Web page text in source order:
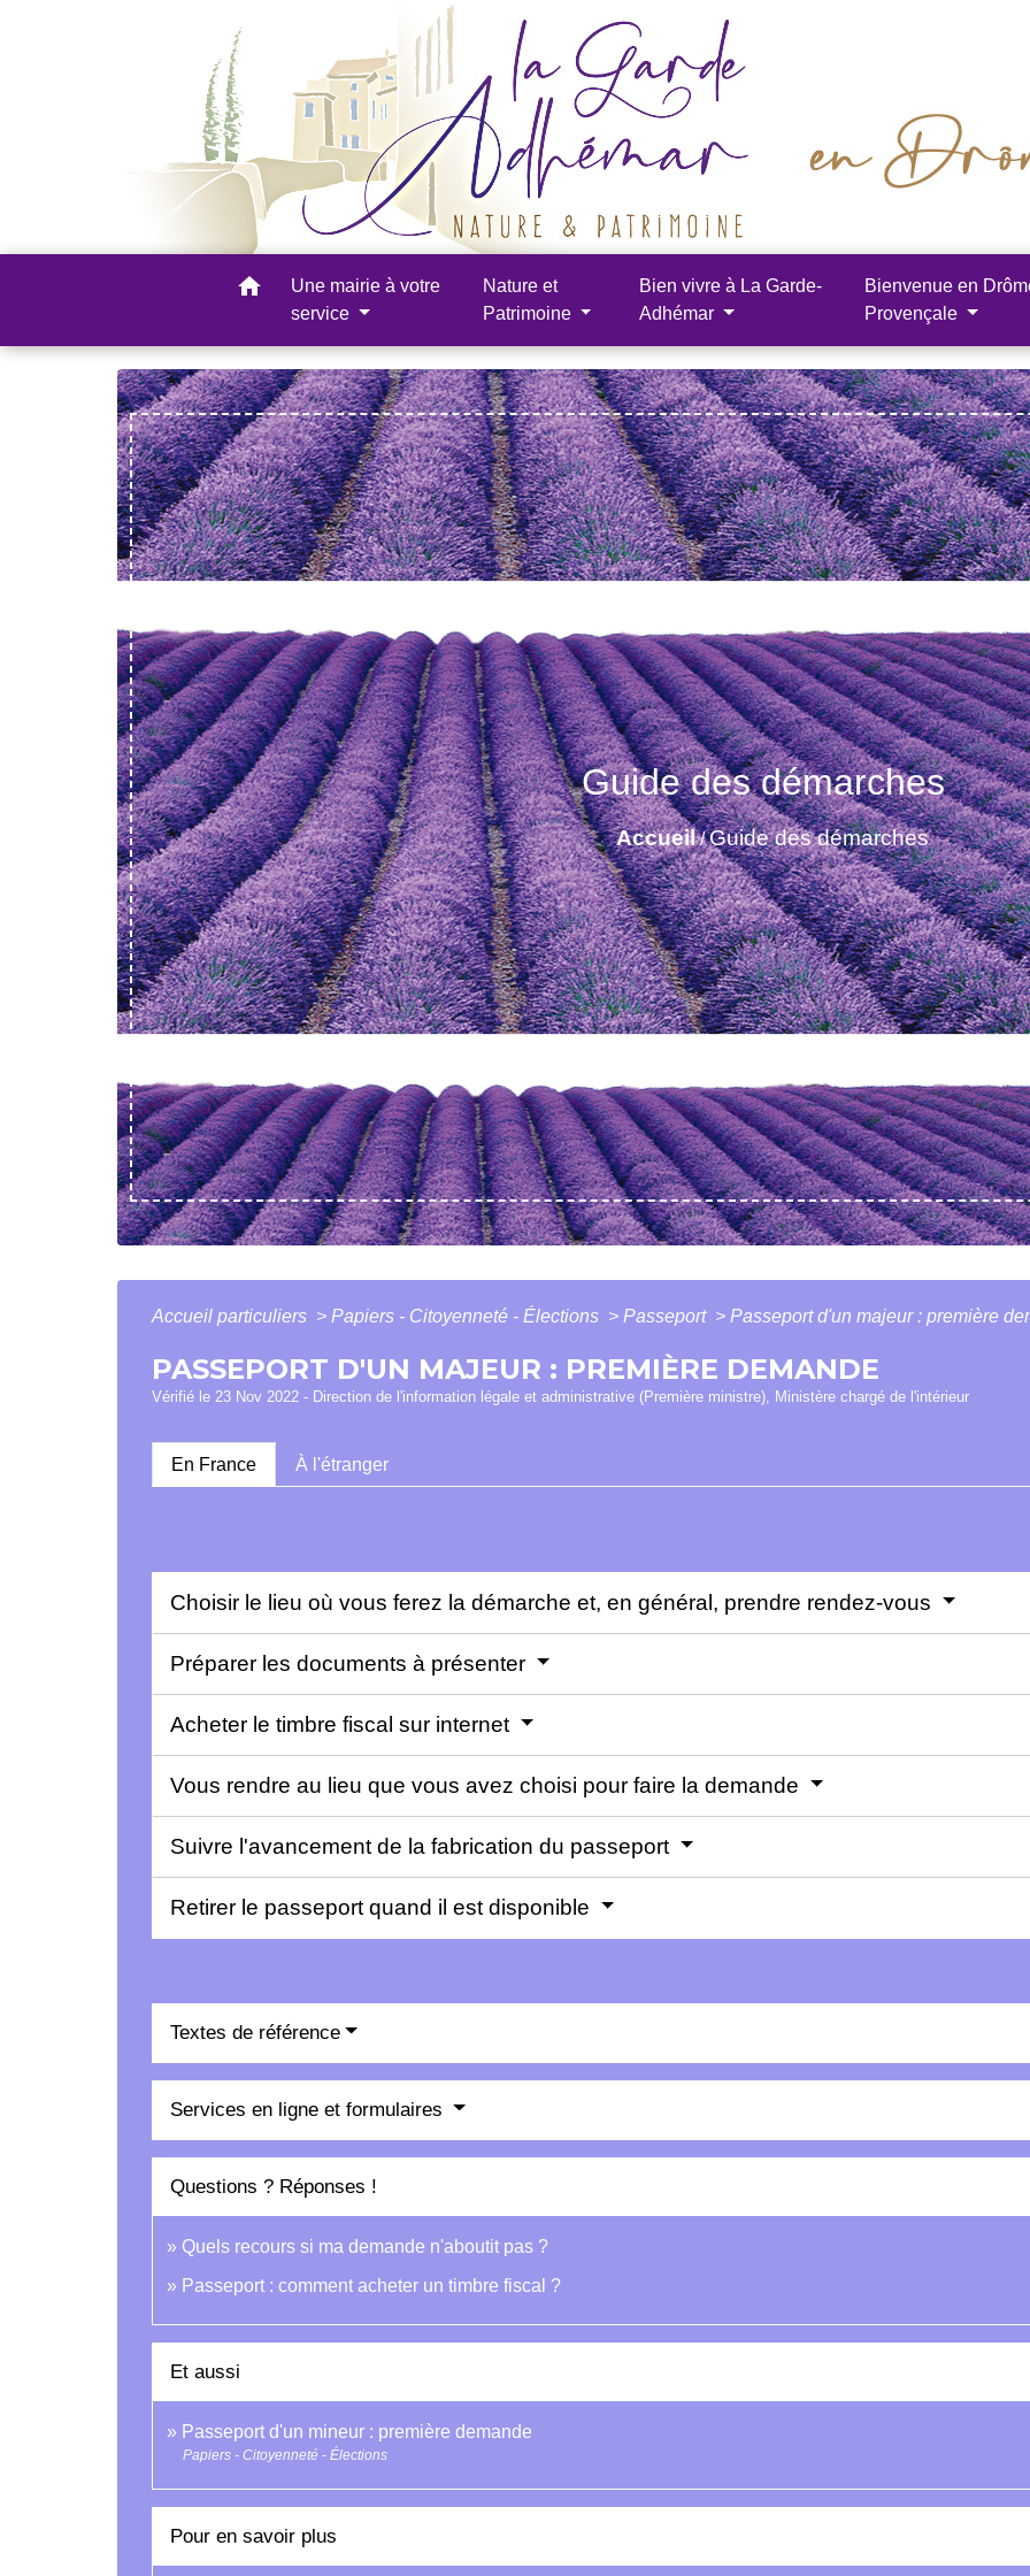
home
Une mairie à votre
service
Nature et
Patrimoine
Bien vivre à La Garde-
Adhémar
Bienvenue en
Provençale
Guide des démarches
Accueil/Guide des démarches
Accueil particuliers > Papiers - Citoyenneté - Élections > Passeport > Passeport d'un majeur : première
PASSEPORT D'UN MAJEUR : PREMIÈRE DEMANDE
Vérifié le 23 Nov 2022 - Direction de l'information légale et administrative (Première ministre), Ministère chargé de l'intérieur
En France À l'étranger
Choisir le lieu où vous ferez la démarche et, en général, prendre rendez-vous
Préparer les documents à présenter
Acheter le timbre fiscal sur internet
Vous rendre au lieu que vous avez choisi pour faire la demande
Suivre l'avancement de la fabrication du passeport
Retirer le passeport quand il est disponible
Textes de référence
Services en ligne et formulaires
Questions ? Réponses !
Quels recours si ma demande n'aboutit pas ?
Passeport : comment acheter un timbre fiscal ?
Et aussi
Passeport d'un mineur : première demande
Papiers - Citoyenneté - Élections
Pour en savoir plus